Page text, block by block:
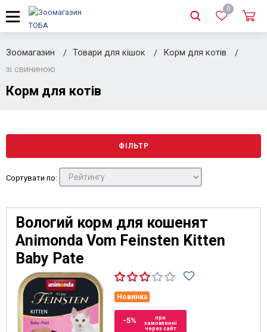
0
Зоомагазин Товари для кішок
Корм для котів
зі свининою
Корм для котів
ФІЛЬТР
Сортувати по:
Вологий корм для кошенят
Animonda Vom Feinsten Kitten
Baby Pate
Новинка
-5%
при
замовленні
через сайт